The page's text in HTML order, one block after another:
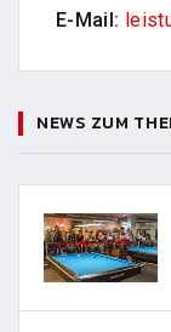
E-Mail:
NEWS ZUM